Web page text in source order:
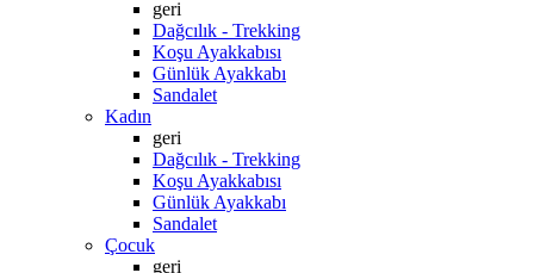
geri
Dağcılık - Trekking
Koşu Ayakkabısı
Günlük Ayakkabı
Sandalet
Kadın
geri
Dağcılık - Trekking
Koşu Ayakkabısı
Günlük Ayakkabı
Sandalet
Çocuk
geri